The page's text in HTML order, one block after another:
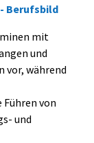
Berufsbild
mit
und
vor, während
von
und